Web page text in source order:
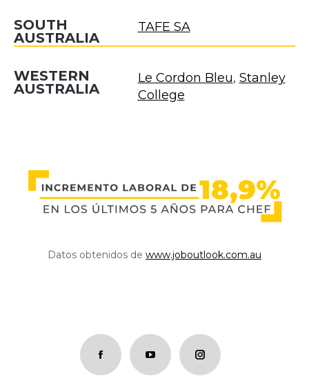
SOUTH
AUSTRALIA
TAFE SA
WESTERN
AUSTRALIA
Le Cordon Bleu, Stanley
College
Datos obtenidos de www.joboutlook.com.au
FacebookYouTube Instagram